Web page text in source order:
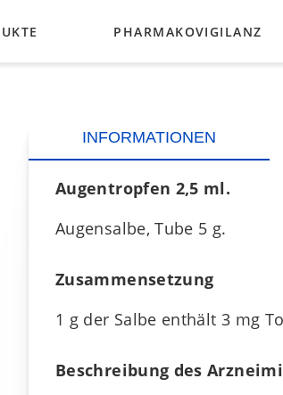
SORTIMENT
PHARMAKOVIGILANZ
INFORMATIONEN
Augentropfen 2,5 ml.
Augensalbe, Tube 5 g.
Zusammensetzung
1 g der Salbe enthält 3 mg
Beschreibung des